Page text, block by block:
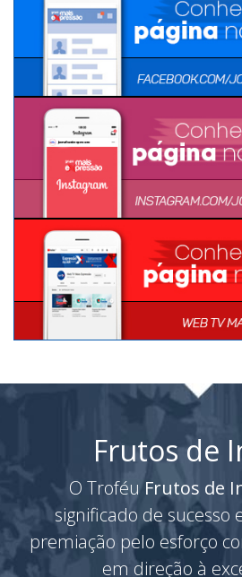
MÍDIAS SOCIAIS
Frutos de
O TroféuFrutos de